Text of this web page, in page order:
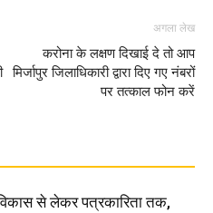
अगला लेख
करोना के लक्षण दिखाई दे तो आप
मिर्जापुर जिलाधिकारी द्वारा दिए गए नंबरों
पर तत्काल फोन करें
से लेकर पत्रकारिता तक,